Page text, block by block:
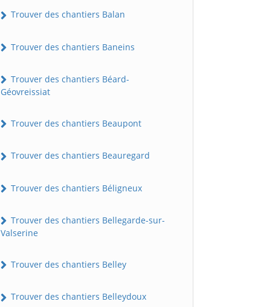
Trouver des chantiers Balan
Trouver des chantiers Baneins
Trouver des chantiers Béard-
Géovreissiat
Trouver des chantiers Beaupont
Trouver des chantiers Beauregard
Trouver des chantiers Béligneux
Trouver des chantiers Bellegarde-sur-
Valserine
Trouver des chantiers Belley
Trouver des chantiers Belleydoux